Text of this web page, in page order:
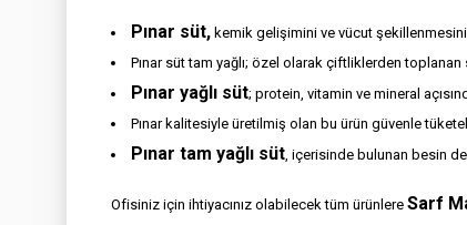
Pınar süt, kemik gelişimini ve vücut
Pınar süt tam yağlı; özel olarak çiftliklerden
Pınar yağlı süt; protein, vitamin ve mineral
Pınar kalitesiyle üretilmiş olan bu ürün güvenle
Pınar tam yağlı süt, içerisinde bulunan besin
Ofisiniz için ihtiyacınız olabilecek tüm ürünlere Sarf